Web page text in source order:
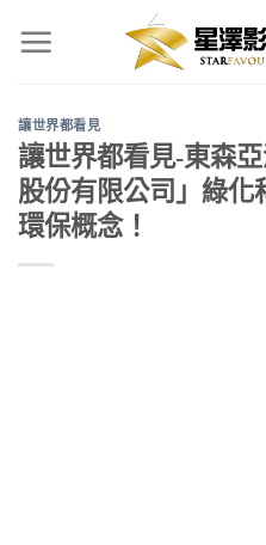
讓世界都看見
讓世界都看見-東森
股份有限公司」綠化
環保概念！